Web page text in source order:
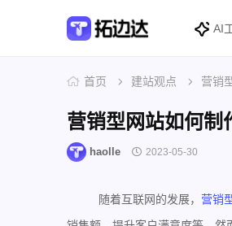
AI
首页 建站观点 营销
营销型网站如何制
haolle 2023-05-30
随着互联网的发展， 营销